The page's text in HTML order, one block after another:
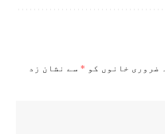
ضروری خانوں کو * سے نشان زد